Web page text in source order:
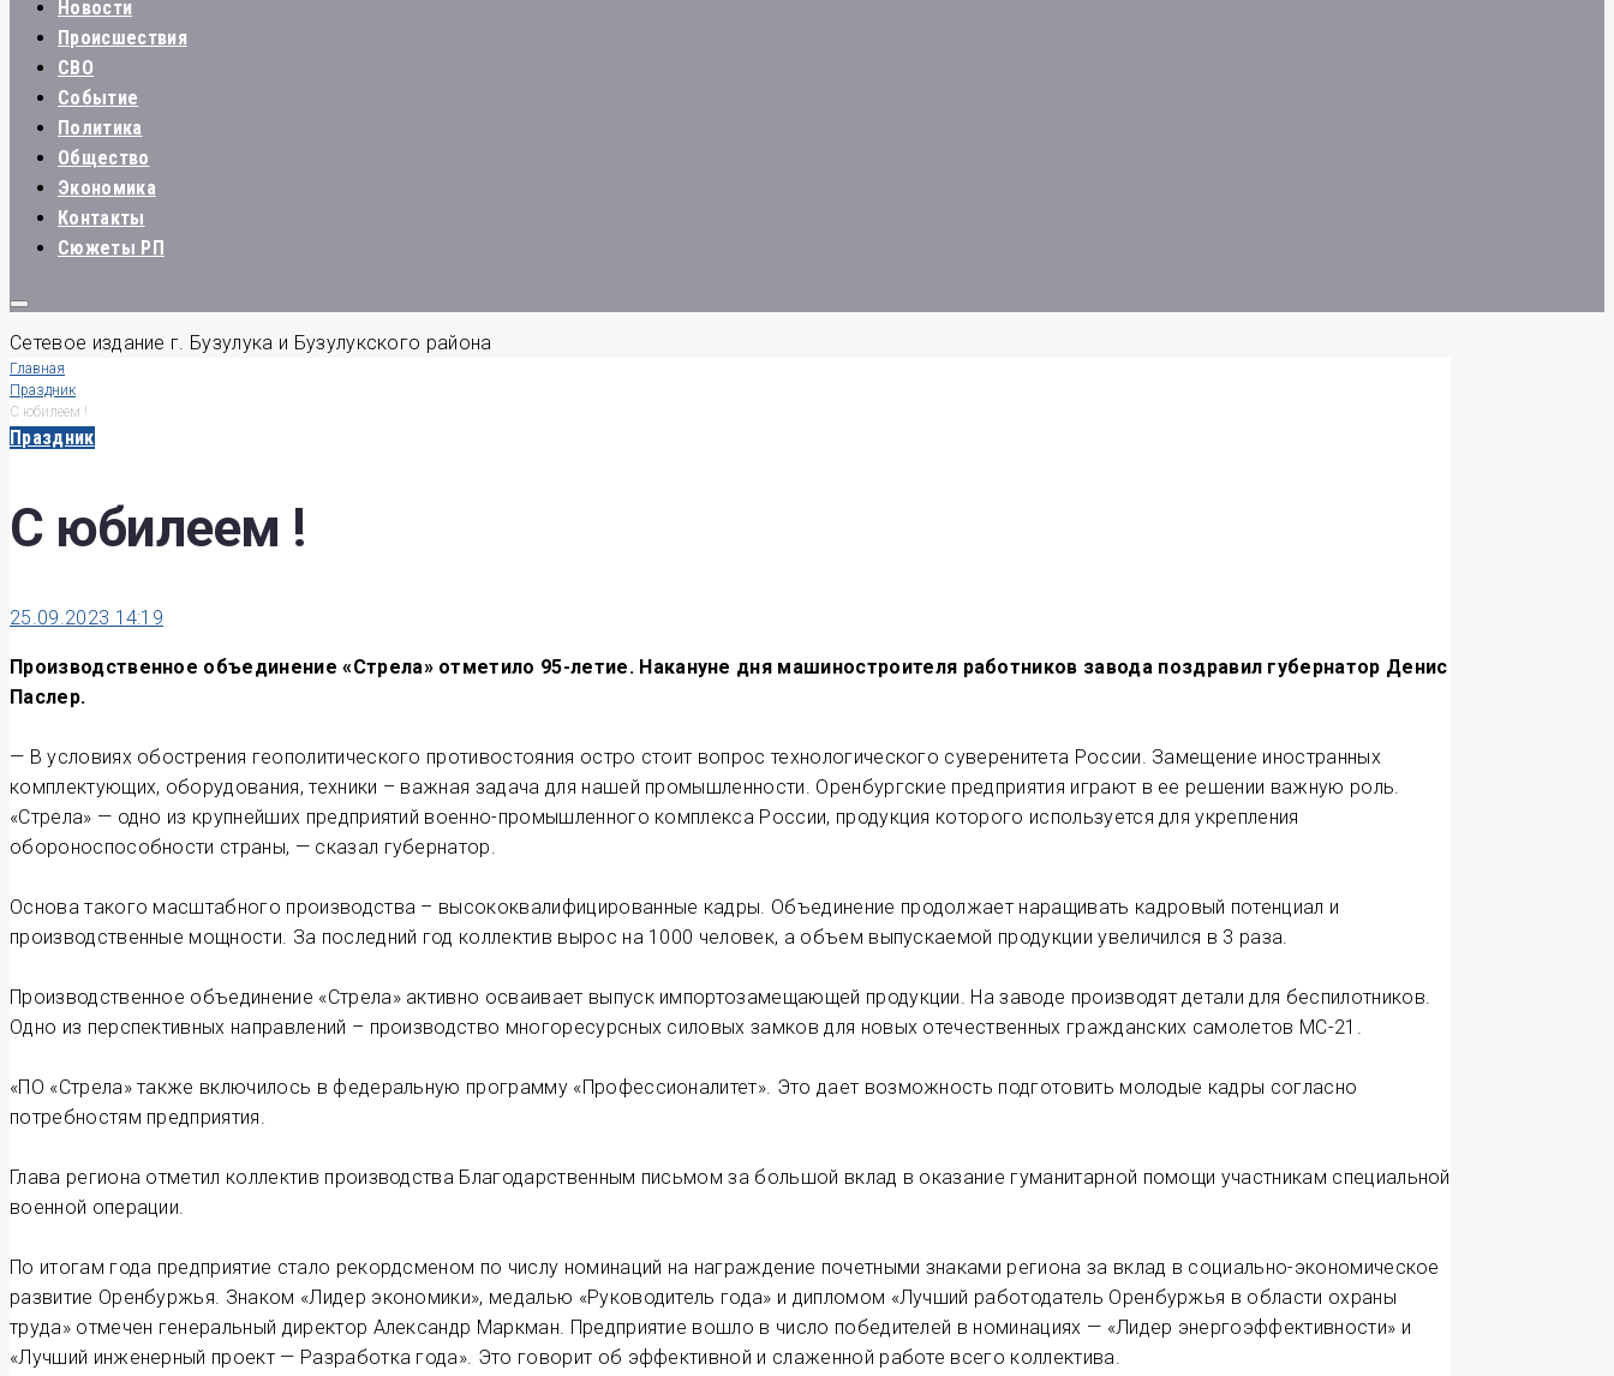
Новости
Происшествия
СВО
Событие
Политика
Общество
Экономика
Контакты
Сюжеты РП
Сетевое издание г. Бузулука и Бузулукского района
Главная
Праздник
С юбилеем !
Праздник
С юбилеем !
25.09.2023 14:19
Производственное объединение «Стрела» отметило 95-летие. Накануне дня машиностроителя работников завода поздравил губернатор Денис
Паслер.
— В условиях обострения геополитического противостояния остро стоит вопрос технологического суверенитета России. Замещение иностранных
комплектующих, оборудования, техники – важная задача для нашей промышленности. Оренбургские предприятия играют в ее решении важную роль.
«Стрела» — одно из крупнейших предприятий военно-промышленного комплекса России, продукция которого используется для укрепления
обороноспособности страны, — сказал губернатор.
Основа такого масштабного производства – высококвалифицированные кадры. Объединение продолжает наращивать кадровый потенциал и
производственные мощности. За последний год коллектив вырос на 1000 человек, а объем выпускаемой продукции увеличился в 3 раза.
Производственное объединение «Стрела» активно осваивает выпуск импортозамещающей продукции. На заводе производят детали для беспилотников.
Одно из перспективных направлений – производство многоресурсных силовых замков для новых отечественных гражданских самолетов МС-21.
«ПО «Стрела» также включилось в федеральную программу «Профессионалитет». Это дает возможность подготовить молодые кадры согласно
потребностям предприятия.
Глава региона отметил коллектив производства Благодарственным письмом за большой вклад в оказание гуманитарной помощи участникам специальной
военной операции.
По итогам года предприятие стало рекордсменом по числу номинаций на награждение почетными знаками региона за вклад в социально-экономическое
развитие Оренбуржья. Знаком «Лидер экономики», медалью «Руководитель года» и дипломом «Лучший работодатель Оренбуржья в области охраны
труда» отмечен генеральный директор Александр Маркман. Предприятие вошло в число победителей в номинациях — «Лидер энергоэффективности» и
«Лучший инженерный проект — Разработка года». Это говорит об эффективной и слаженной работе всего коллектива.